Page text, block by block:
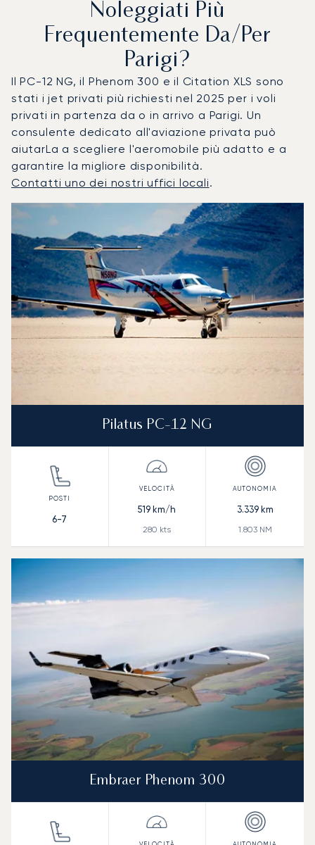
Noleggiati Più
Frequentemente Da/per
Parigi?
Il PC-12 NG, il Phenom 300 e il Citation XLS sono
stati i jet privati più richiesti nel 2025 per i voli
privati in partenza da o in arrivo a Parigi. Un
consulente dedicato all'aviazione privata può
aiutarLa a scegliere l'aeromobile più adatto e a
garantire la migliore disponibilità.
Contatti uno dei nostri uffici locali.
Foto dell'aeromobile
Modello di aeromobile
Posti
Velocità (km/h)
Velocità (nodi)
Autonomia
Autonomia (NM)
Pilatus PC-12 NG
6-7
519 km/h
280 kts
3.339km
1.803NM
Embraer Phenom 300